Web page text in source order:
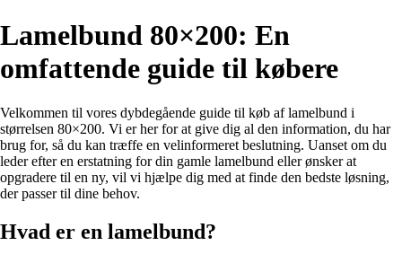
Lamelbund 80×200: En
omfattende guide til købere
Velkommen til vores dybdegående guide til køb af lamelbund i
størrelsen 80×200. Vi er her for at give dig al den information, du har
brug for, så du kan træffe en velinformeret beslutning. Uanset om du
leder efter en erstatning for din gamle lamelbund eller ønsker at
opgradere til en ny, vil vi hjælpe dig med at finde den bedste løsning,
der passer til dine behov.
Hvad er en lamelbund?